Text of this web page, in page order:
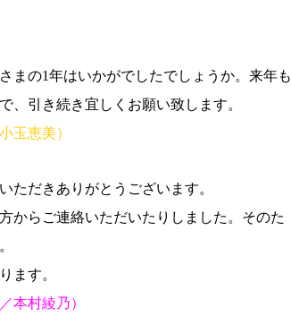
まの1年はいかがでしたでしょうか。来年も
、引き続き宜しくお願い致します。
玉恵美）
ただきありがとうございます。
からご連絡いただいたりしました。そのた
ます。
本村綾乃）